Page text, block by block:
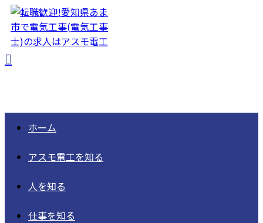
ホーム
アスモ電工を知る
人を知る
仕事を知る